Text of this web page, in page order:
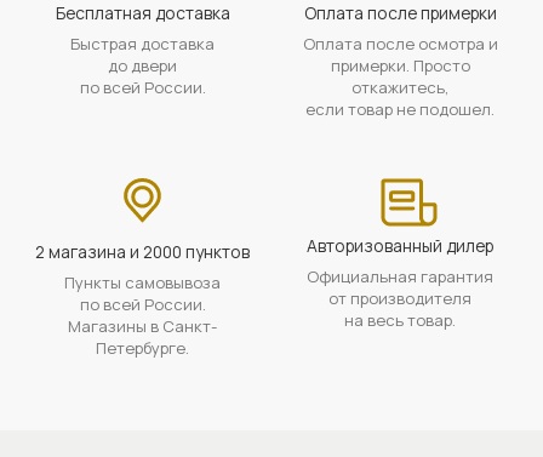
Бесплатная доставка
Быстрая доставка
до двери
по всей России.
Оплата после примерки
Оплата после осмотра и
примерки. Просто
откажитесь,
если товар не подошел.
2 магазина и 2000 пунктов
Пункты самовывоза
по всей России.
Магазины в Санкт-
Петербурге.
Авторизованный дилер
Официальная гарантия
от производителя
на весь товар.